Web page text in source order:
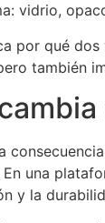
vidrio,
por qué
también
una
y la